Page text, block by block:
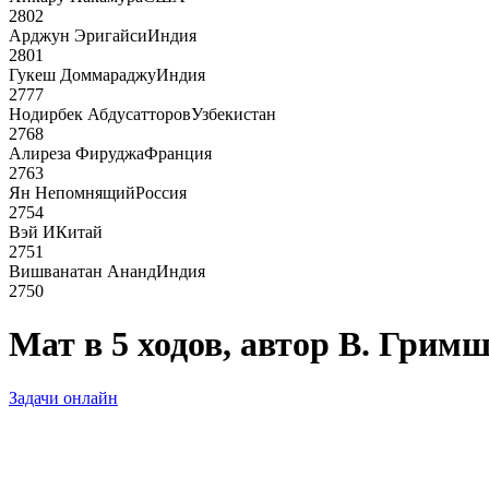
2802
Арджун ЭригайсиИндия
2801
Гукеш ДоммараджуИндия
2777
Нодирбек АбдусатторовУзбекистан
2768
Алиреза ФируджаФранция
2763
Ян НепомнящийРоссия
2754
Вэй ИКитай
2751
Вишванатан АнандИндия
2750
Мат в 5 ходов, автор В.
Задачи онлайн